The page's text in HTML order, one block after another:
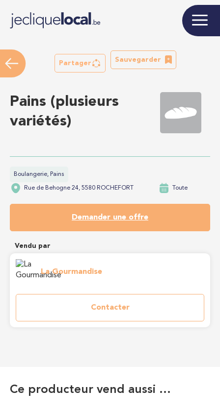
Partager
Sauvegarder
Pains (plusieurs
variétés)
Boulangerie, Pains
Rue de Behogne 24, 5580 ROCHEFORT Toute
Demander une offre
Vendu par
La Gourmandise
Contacter
Ce producteur vend aussi …